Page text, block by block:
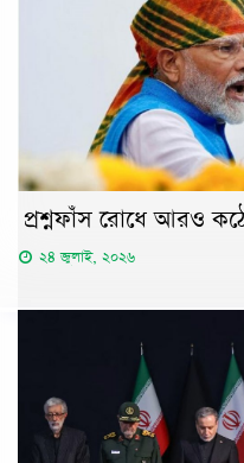
প্রশ্নফাঁস রোধে আরও
২৪ জুলাই, ২০২৬